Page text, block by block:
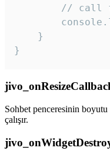
// call
    }
}
Sohbet penceresinin
çalışır.